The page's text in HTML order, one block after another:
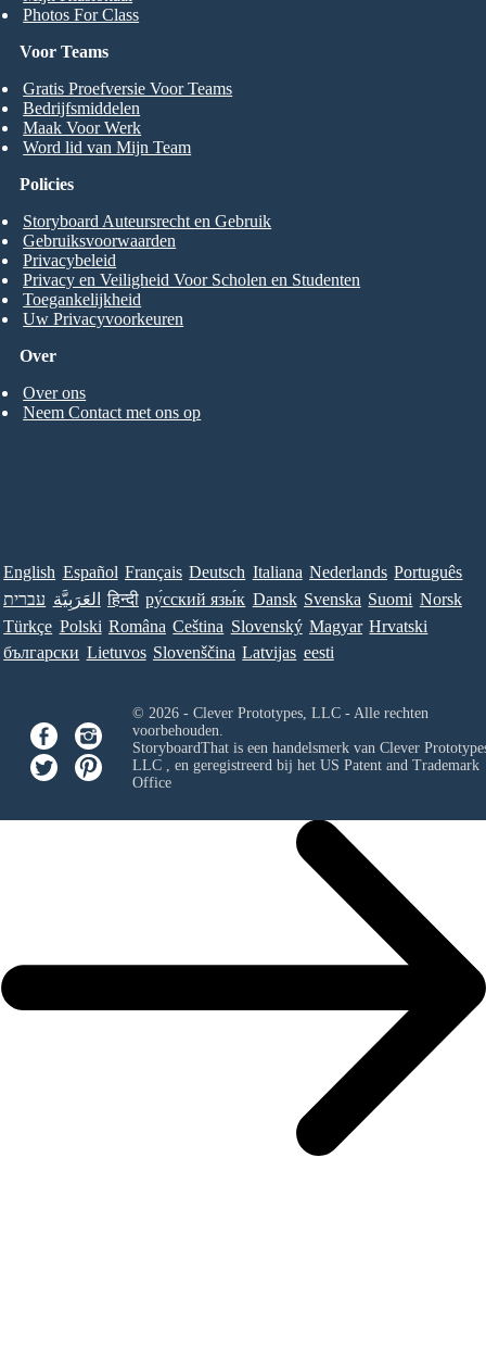
Photos For Class
Voor Teams
Gratis Proefversie Voor Teams
Bedrijfsmiddelen
Maak Voor Werk
Word lid van Mijn Team
Over
Over ons
Neem Contact met ons op
Policies
Storyboard Auteursrecht en Gebruik
Gebruiksvoorwaarden
Privacybeleid
Privacy en Veiligheid Voor Scholen en Studenten
Toegankelijkheid
Uw Privacyvoorkeuren
English Español Français Deutsch Italiana Nederlands Português
עברית العَرَبِيَّة हिन्दी ру́сский язы́к Dansk Svenska Suomi Norsk
Türkçe Polski Româna Ceština Slovenský Magyar Hrvatski
български Lietuvos Slovenščina Latvijas eesti
© 2026 - Clever Prototypes, LLC - Alle rechten
voorbehouden.
StoryboardThat is een handelsmerk van Clever
LLC, en geregistreerd bij het US Patent and Trademark
Office